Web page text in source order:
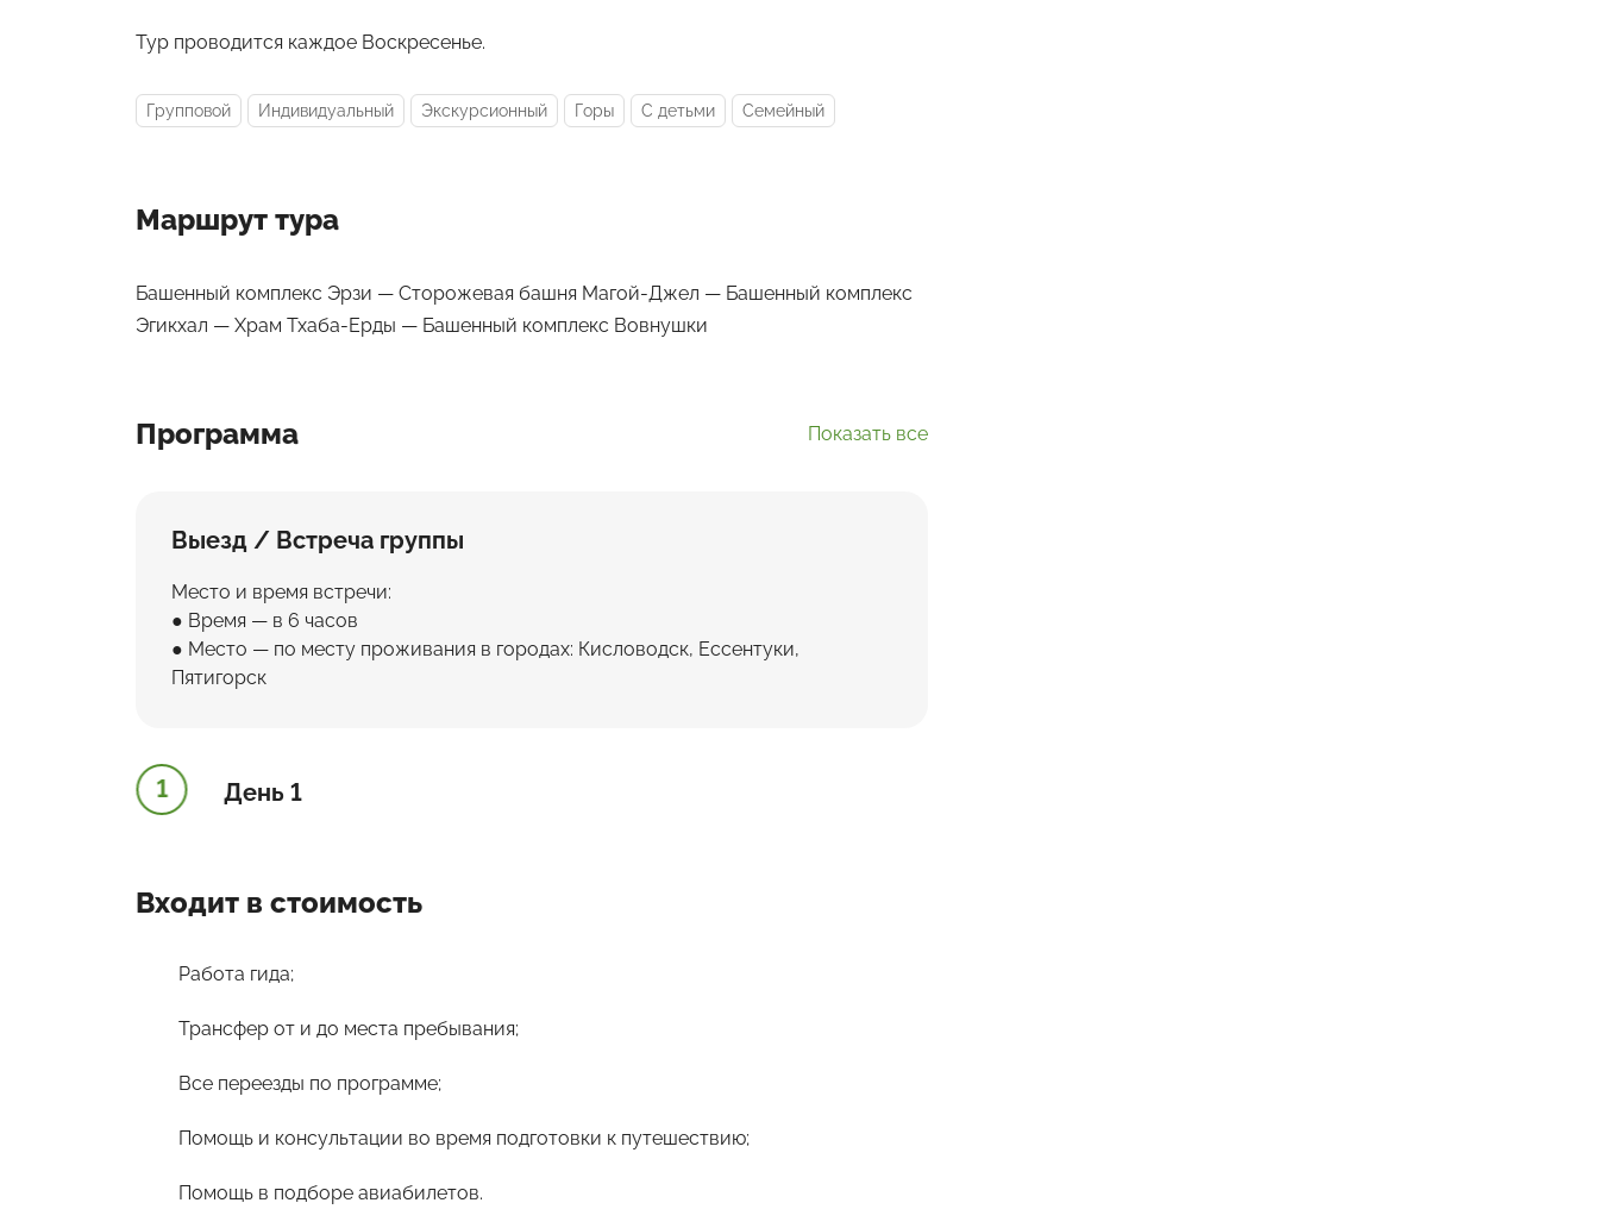
Тур проводится каждое Воскресенье.
Групповой Индивидуальный Экскурсионный Горы С детьми Семейный
Маршрут тура
Башенный комплекс Эрзи — Сторожевая башня Магой-Джел — Башенный комплекс
Эгикхал — Храм Тхаба-Ерды — Башенный комплекс Вовнушки
Программа Показать все
Выезд / Встреча группы
Место и время встречи:
Время — в 6 часов
Место — по месту проживания в городах: Кисловодск, Ессентуки,
Пятигорск
1 День 1
Входит в стоимость
Работа гида;
Трансфер от и до места пребывания;
Все переезды по программе;
Помощь и консультации во время подготовки к путешествию;
Помощь в подборе авиабилетов.